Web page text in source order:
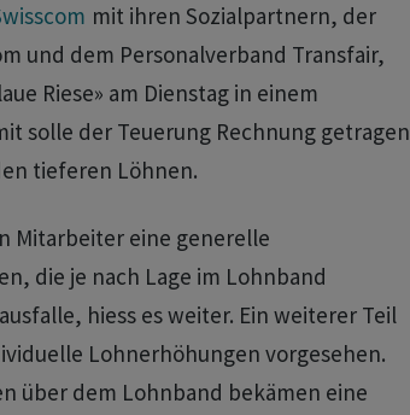
mit ihren Sozialpartnern, der
und dem Personalverband Transfair,
Riese» am Dienstag in einem
solle der Teuerung Rechnung getragen
tieferen Löhnen.
Mitarbeiter eine generelle
die je nach Lage im Lohnband
hiess es weiter. Ein weiterer Teil
Lohnerhöhungen vorgesehen.
über dem Lohnband bekämen eine